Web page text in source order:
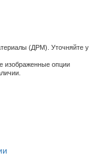
(ДРМ). Уточняйте у
изображенные опции